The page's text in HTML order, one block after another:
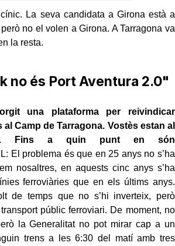
La seva candidata a Girona està a
no el volen a Girona. A Tarragona va
la resta.
no és Port Aventura 2.0"
una plataforma per reivindicar
Camp de Tarragona. Vostès estan al
Fins a quin punt en són
El problema és que en 25 anys no s’ha
nosaltres, en aquests cinc anys s’ha
ferroviàries que en els últims anys.
de temps que no s’hi inverteix, però
públic ferroviari. De moment, no
la Generalitat no pot mirar cap a un
trens a les 6:30 del matí amb tres